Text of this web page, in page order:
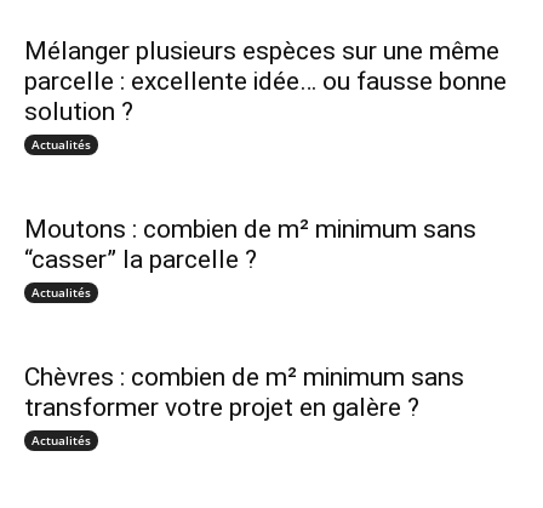
Mélanger plusieurs espèces sur une même
parcelle : excellente idée… ou fausse bonne
solution ?
Actualités
Moutons : combien de m² minimum sans
“casser” la parcelle ?
Actualités
Chèvres : combien de m² minimum sans
transformer votre projet en galère ?
Actualités